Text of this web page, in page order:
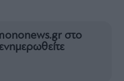
στο